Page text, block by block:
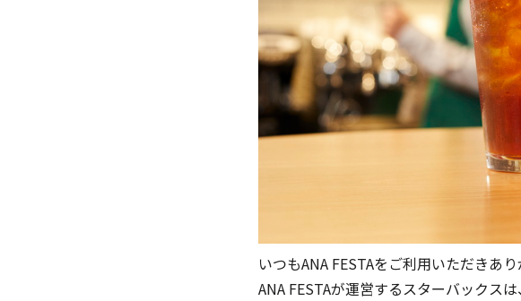
いつもANA FESTAをご利用いただきあり
ANA FESTAが運営するスターバックス